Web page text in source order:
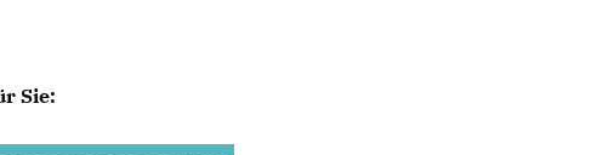
Sie: